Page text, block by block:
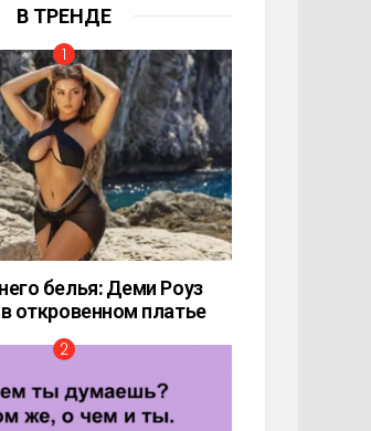
В ТРЕНДЕ
белья: Деми Роуз
откровенном платье